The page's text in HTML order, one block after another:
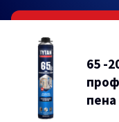
65 -
пена